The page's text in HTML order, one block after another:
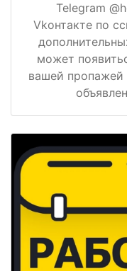
Telegram
Vkонтакте по
может
вашей